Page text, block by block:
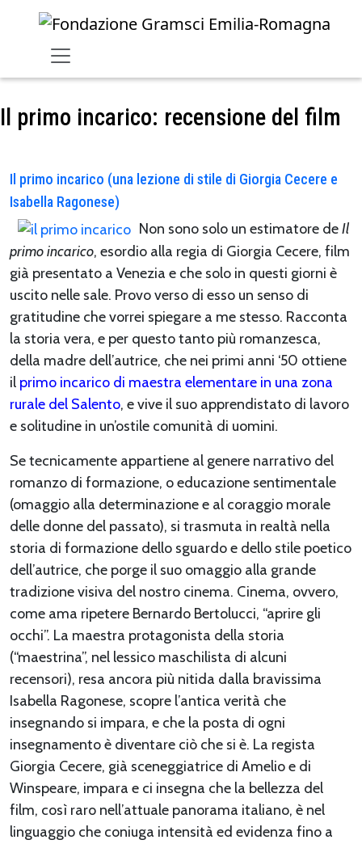
Skip to main content
Il primo incarico: recensione del film
Il primo incarico (una lezione di stile di Giorgia Cecere e
Isabella Ragonese)
Non sono solo un estimatore deIl
primo incarico, esordio alla regia di Giorgia Cecere, film
già presentato a Venezia e che solo in questi giorni è
uscito nelle sale. Provo verso di esso un senso di
gratitudine che vorrei spiegare a me stesso. Racconta
la storia vera, e per questo tanto più romanzesca,
della madre dell’autrice, che nei primi anni ‘50 ottiene
il primo incarico di maestra elementare in una zona
rurale del Salento, e vive il suo apprendistato di lavoro
e solitudine in un’ostile comunità di uomini.
Se tecnicamente appartiene al genere narrativo del
romanzo di formazione, o educazione sentimentale
(omaggio alla determinazione e al coraggio morale
delle donne del passato), si trasmuta in realtà nella
storia di formazione dello sguardo e dello stile poetico
dell’autrice, che porge il suo omaggio alla grande
tradizione visiva del nostro cinema. Cinema, ovvero,
come ama ripetere Bernardo Bertolucci, “aprire gli
occhi”. La maestra protagonista della storia
(“maestrina”, nel lessico maschilista di alcuni
recensori), resa ancora più nitida dalla bravissima
Isabella Ragonese, scopre l’antica verità che
insegnando si impara, e che la posta di ogni
insegnamento è diventare ciò che si è. La regista
Giorgia Cecere, già sceneggiatrice di Amelio e di
Winspeare, impara e ci insegna che la bellezza del
film, così raro nell’attuale panorama italiano, è nel
linguaggio che coniuga intensità ed evidenza fino a